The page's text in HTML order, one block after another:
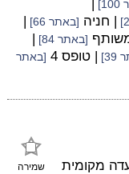
|
| חניה [באתר 66]
|
[באתר 84]
|
| טופס 4
[באתר
שמירה מקומית